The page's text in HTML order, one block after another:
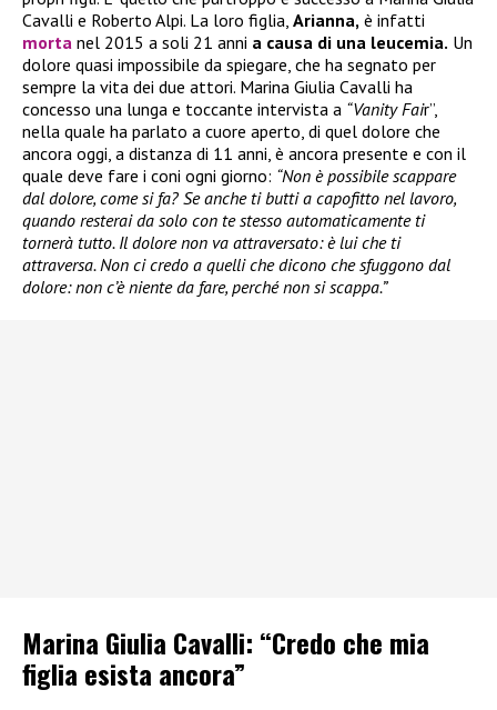
Cavalli e Roberto Alpi. La loro figlia, Arianna, è infatti
morta nel 2015 a soli 21 anni a causa di una leucemia. Un
dolore quasi impossibile da spiegare, che ha segnato per
sempre la vita dei due attori. Marina Giulia Cavalli ha
concesso una lunga e toccante intervista a “Vanity Fair”,
nella quale ha parlato a cuore aperto, di quel dolore che
ancora oggi, a distanza di 11 anni, è ancora presente e con il
quale deve fare i coni ogni giorno: “Non è possibile scappare
dal dolore, come si fa? Se anche ti butti a capofitto nel lavoro,
quando resterai da solo con te stesso automaticamente ti
tornerà tutto. Il dolore non va attraversato: è lui che ti
attraversa. Non ci credo a quelli che dicono che sfuggono dal
dolore: non c’è niente da fare, perché non si scappa.”
Marina Giulia Cavalli: “Credo che mia
figlia esista ancora”